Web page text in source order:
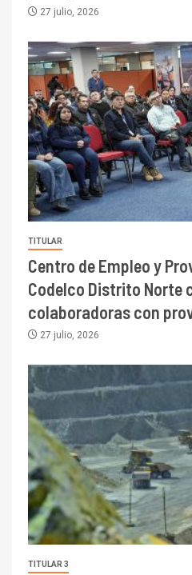
27 julio, 2026
TITULAR
Centro de Empleo y
Codelco Distrito Norte
colaboradoras con
27 julio, 2026
TITULAR 3